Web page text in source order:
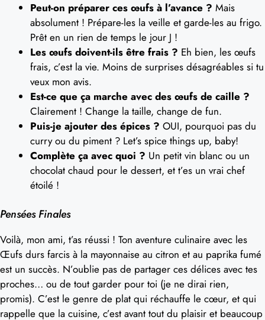
Peut-on préparer ces œufs à l’avance ? Mais
absolument ! Prépare-les la veille et garde-les au frigo.
Prêt en un rien de temps le jour J !
Les œufs doivent-ils être frais ? Eh bien, les œufs
frais, c’est la vie. Moins de surprises désagréables si tu
veux mon avis.
Est-ce que ça marche avec des œufs de caille ?
Clairement ! Change la taille, change de fun.
Puis-je ajouter des épices ? OUI, pourquoi pas du
curry ou du piment ? Let’s spice things up, baby!
Complète ça avec quoi ? Un petit vin blanc ou un
chocolat chaud pour le dessert, et t’es un vrai chef
étoilé !
Pensées Finales
Voilà, mon ami, t’as réussi ! Ton aventure culinaire avec les
Œufs durs farcis à la mayonnaise au citron et au paprika fumé
est un succès. N’oublie pas de partager ces délices avec tes
proches… ou de tout garder pour toi (je ne dirai rien,
promis). C’est le genre de plat qui réchauffe le cœur, et qui
rappelle que la cuisine, c’est avant tout du plaisir et beaucoup